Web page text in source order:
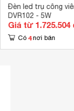
Đèn led trụ công
DVR102 - 5W
Giá từ 1.725.504
Có 4 nơi bán